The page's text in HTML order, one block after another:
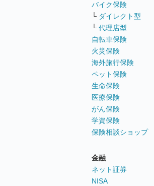
バイク保険
└ ダイレクト型
└ 代理店型
自転車保険
火災保険
海外旅行保険
ペット保険
生命保険
医療保険
がん保険
学資保険
保険相談ショップ
金融
ネット証券
NISA